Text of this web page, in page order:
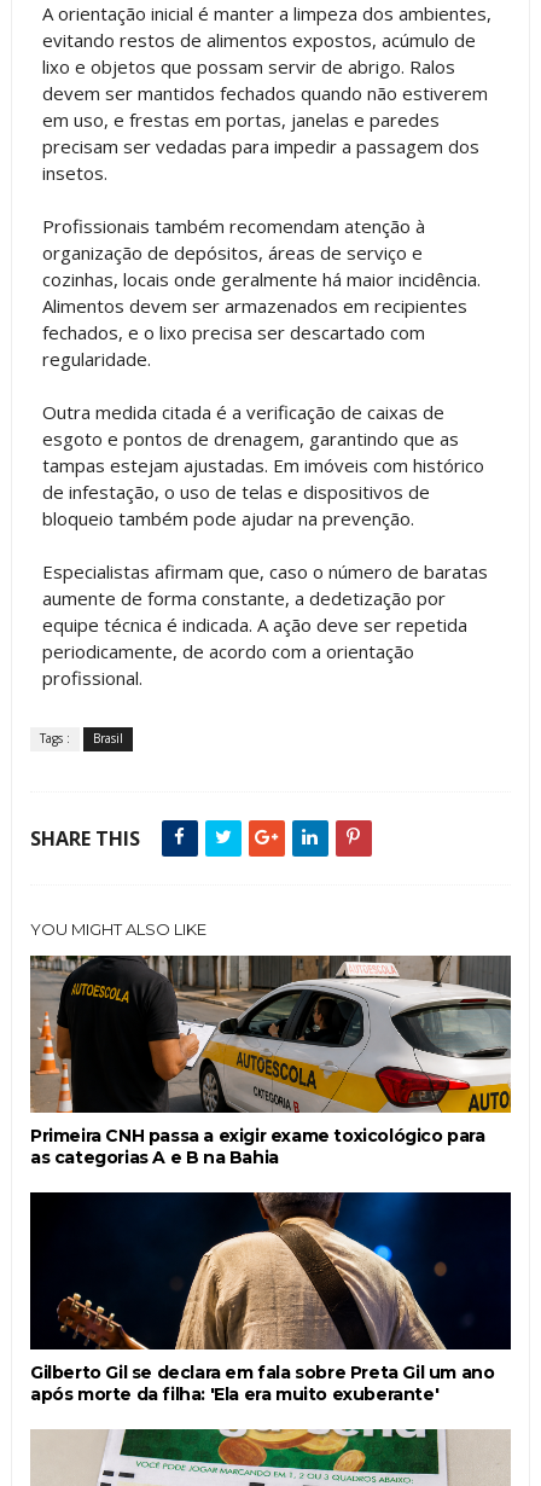
A orientação inicial é manter a limpeza dos ambientes,
evitando restos de alimentos expostos, acúmulo de
lixo e objetos que possam servir de abrigo. Ralos
devem ser mantidos fechados quando não estiverem
em uso, e frestas em portas, janelas e paredes
precisam ser vedadas para impedir a passagem dos
insetos.
Profissionais também recomendam atenção à
organização de depósitos, áreas de serviço e
cozinhas, locais onde geralmente há maior incidência.
Alimentos devem ser armazenados em recipientes
fechados, e o lixo precisa ser descartado com
regularidade.
Outra medida citada é a verificação de caixas de
esgoto e pontos de drenagem, garantindo que as
tampas estejam ajustadas. Em imóveis com histórico
de infestação, o uso de telas e dispositivos de
bloqueio também pode ajudar na prevenção.
Especialistas afirmam que, caso o número de baratas
aumente de forma constante, a dedetização por
equipe técnica é indicada. A ação deve ser repetida
periodicamente, de acordo com a orientação
profissional.
Tags : Brasil
SHARE THIS
YOU MIGHT ALSO LIKE
Primeira CNH passa a exigir exame toxicológico para
as categorias A e B na Bahia
Gilberto Gil se declara em fala sobre Preta Gil um ano
após morte da filha: 'Ela era muito exuberante'